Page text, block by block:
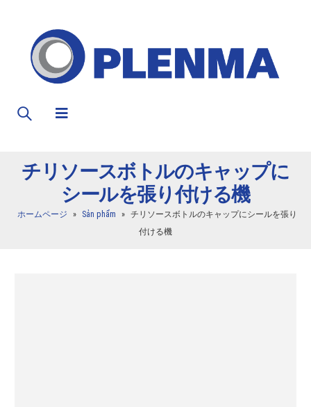
チリソースボトルのキャップに
シールを張り付ける機
ホームページ » Sản phẩm » チリソースボトルのキャップにシールを張り
付ける機